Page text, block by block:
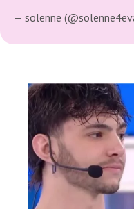
— solenne